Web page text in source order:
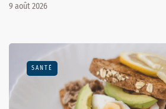
9 août 2026
SANTÉ